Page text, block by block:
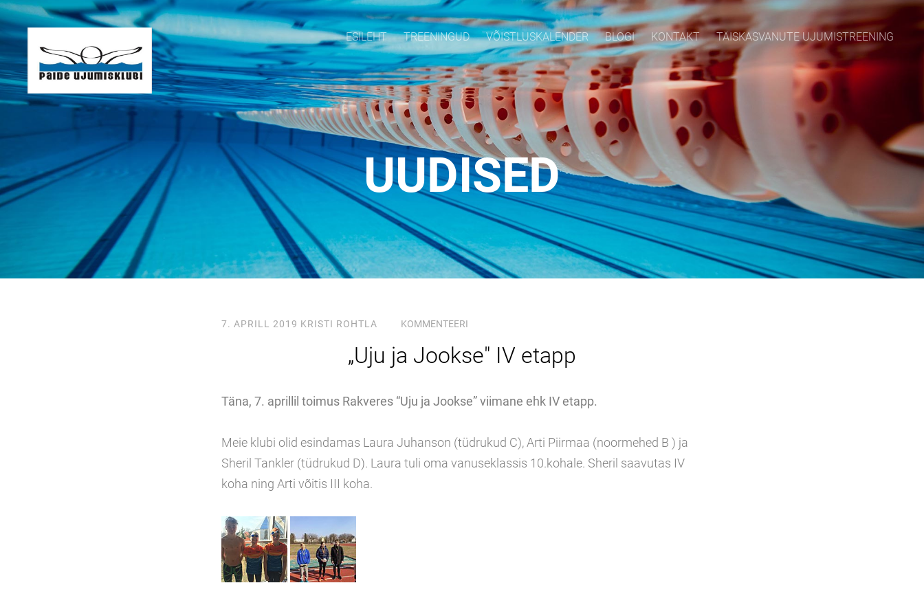
ESILEHT TREENINGUD VÕISTLUSKALENDER BLOGI KONTAKT TÄISKASVANUTE UJUMISTREENING
UUDISED
7. APRILL 2019 KRISTI ROHTLA KOMMENTEERI
„Uju ja Jookse" IV etapp
Täna, 7. aprillil toimus Rakveres “Uju ja Jookse” viimane ehk IV etapp.
Meie klubi olid esindamas Laura Juhanson (tüdrukud C), Arti Piirmaa (noormehed B ) ja
Sheril Tankler (tüdrukud D). Laura tuli oma vanuseklassis 10.kohale. Sheril saavutas IV
koha ning Arti võitis III koha.